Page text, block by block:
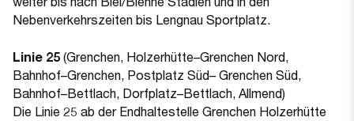
Nebenverkehrszeiten bis Lengnau Sportplatz.
Linie 25 (Grenchen, Holzerhütte–Grenchen Nord,
Bahnhof–Grenchen, Postplatz Süd– Grenchen Süd,
Bahnhof–Bettlach, Dorfplatz–Bettlach, Allmend)
Die Linie 25 ab der Endhaltestelle Grenchen Holzerhütte